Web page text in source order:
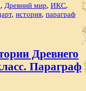
, Древний мир, ИКС,
, история, параграф
Древнего
Параграф